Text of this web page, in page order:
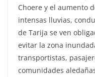
Choere y el aumento
intensas lluvias,
de Tarija se ven
evitar la zona
transportistas,
comunidades